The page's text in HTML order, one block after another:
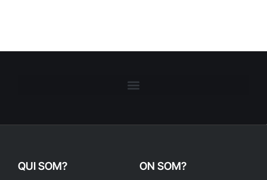
QUI SOM? ON SOM?